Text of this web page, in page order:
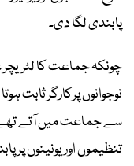
پابندی لگا دی۔
چونکہ جماعت کا لٹریچر
نوجوانوں پرکارگر ثابت
سے جماعت میں آتے تھے
تنظیموں اور یونینوں پر